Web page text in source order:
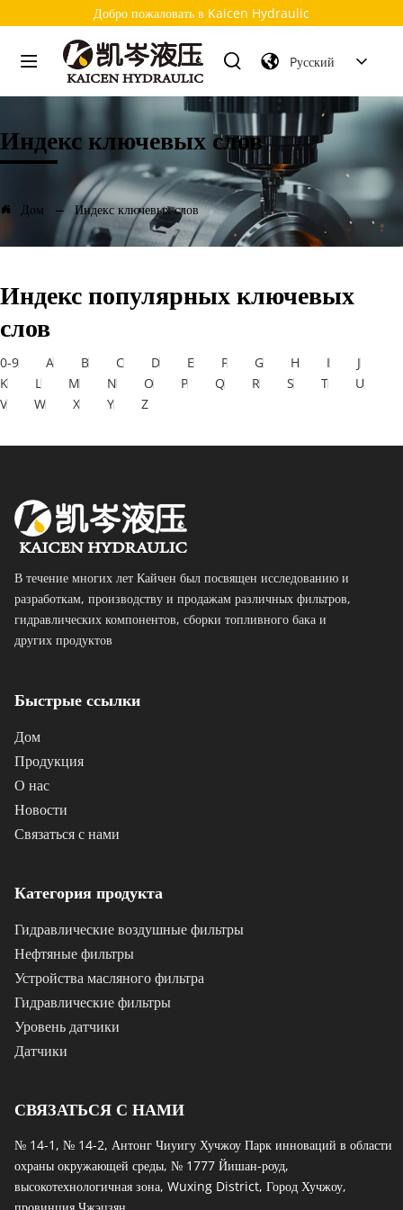
Добро пожаловать в Kaicen Hydraulic
Pусский
Индекс ключевых слов
Дом Индекс ключевых слов
Индекс популярных ключевых
слов
0-9 A B C D E F G H I
J
K
L M N O P Q R S T
U
V
W X Y Z
В течение многих лет Кайчен был посвящен исследованию и
разработкам, производству и продажам различных фильтров,
гидравлических компонентов, сборки топливного бака и
других продуктов
Быстрые ссылки
Дом
Продукция
О нас
Новости
Связаться с нами
Категория продукта
Гидравлические воздушные фильтры
Нефтяные фильтры
Устройства масляного фильтра
Гидравлические фильтры
Уровень датчики
Датчики
СВЯЗАТЬСЯ С НАМИ
№ 14-1, № 14-2, Антонг Чиуигу Хучжоу Парк инноваций в области
охраны окружающей среды, № 1777 Йишан-роуд,
высокотехнологичная зона, Wuxing District, Город Хучжоу,